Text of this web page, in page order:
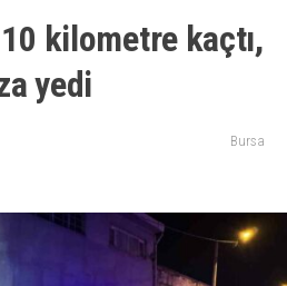
10 kilometre kaçtı,
yedi
Bursa